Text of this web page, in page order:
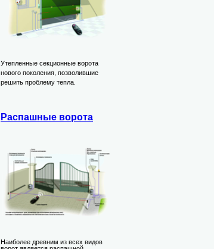
Утепленные секционные ворота
нового поколения, позволившие
решить проблему тепла.
Распашные ворота
Наиболее древним из всех видов